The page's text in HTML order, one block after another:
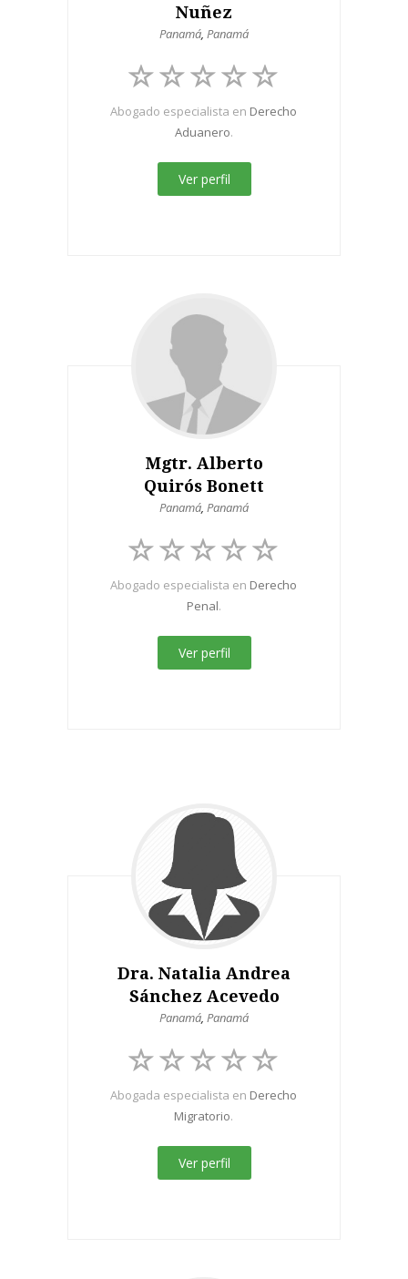
Nuñez
Panamá, Panamá
Abogado especialista en Derecho
Aduanero.
Ver perfil
Mgtr. Alberto
Quirós Bonett
Panamá, Panamá
Abogado especialista en Derecho
Penal.
Ver perfil
Dra. Natalia Andrea
Sánchez Acevedo
Panamá, Panamá
Abogada especialista en Derecho
Migratorio.
Ver perfil